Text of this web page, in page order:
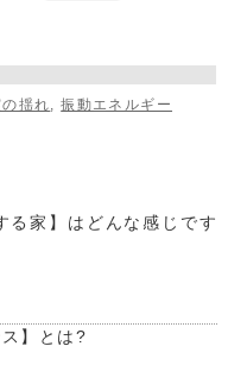
揺れ ,振動エネルギー
る家】はどんな感じです
ス】とは?